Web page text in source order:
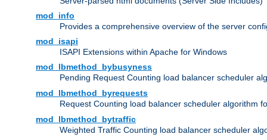
mod_info
Provides a comprehensive overview of the server
mod_isapi
ISAPI Extensions within Apache for Windows
mod_lbmethod_bybusyness
Pending Request Counting load balancer scheduler
mod_lbmethod_byrequests
Request Counting load balancer scheduler algorithm
mod_lbmethod_bytraffic
Weighted Traffic Counting load balancer scheduler